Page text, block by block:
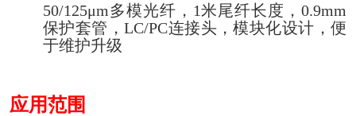
50/125μm多模光纤，1米尾纤长度，0.9mm
保护套管，LC/PC连接头，模块化设计，便
于维护升级
应用范围